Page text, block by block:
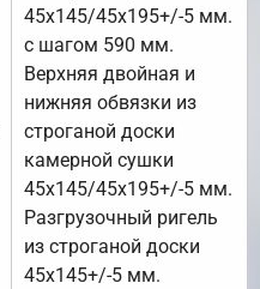
45х145/45х195+/-5 мм.
с шагом 590 мм.
Верхняя двойная и
нижняя обвязки из
строганой доски
камерной сушки
45х145/45х195+/-5 мм.
Разгрузочный ригель
из строганой доски
45х145+/-5 мм.